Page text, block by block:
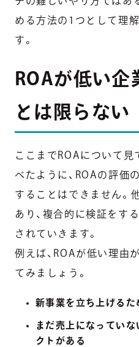
める方法の1つとして理
す。
ROAが低い
とは限らない
ここまでROAについて見
べたように、ROAの評価
することはできません。
あり、複合的に検証をす
されていきます。
例えば、ROAが低い理由
てみましょう。
新事業を立ち上げるた
まだ売上になっていな
クトがある